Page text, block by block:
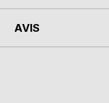
AVIS